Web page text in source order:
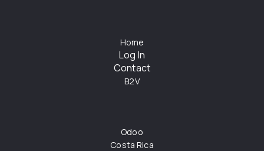
Home
Log In
Contact
B2V
Odoo
Costa Rica